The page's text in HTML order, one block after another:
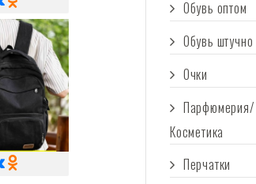
Обувь оптом
Обувь штучно
Очки
Парфюмерия/
Косметика
Перчатки